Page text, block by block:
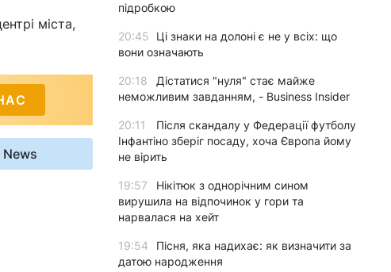
міста,
підробкою
20:45
Ці знаки на долоні є не у всіх: що
вони означають
20:18
Дістатися "нуля" стає майже
неможливим завданням, - Business Insider
20:11
Після скандалу у Федерації футболу
Інфантіно зберіг посаду, хоча Європа йому
не вірить
19:57
Нікітюк з однорічним сином
вирушила на відпочинок у гори та
нарвалася на хейт
19:54
Пісня, яка надихає: як визначити за
датою народження